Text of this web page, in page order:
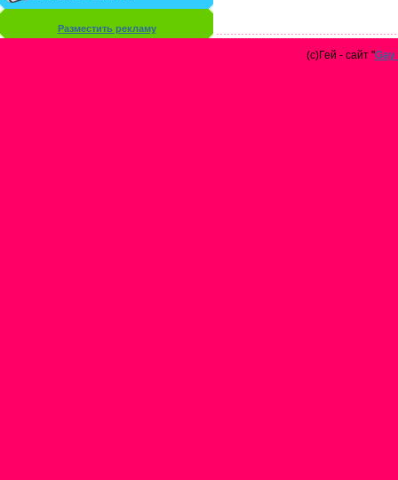
Разместить рекламу
(с)Гей - сайт "Gay